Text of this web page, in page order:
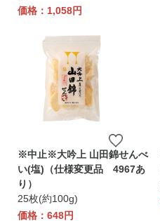
価格：1,058円
※中止※大吟上 山田錦せんべ
い(塩)（仕様変更品 4967あ
り）
25枚(約100g)
価格：648円